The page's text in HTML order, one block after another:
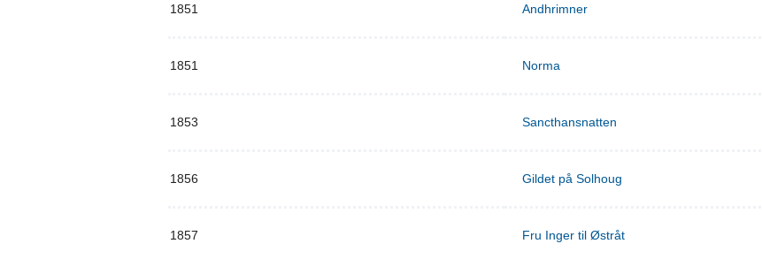
1851 Andhrimner
1851 Norma
1853 Sancthansnatten
1856 Gildet på Solhoug
1857 Fru Inger til Østråt